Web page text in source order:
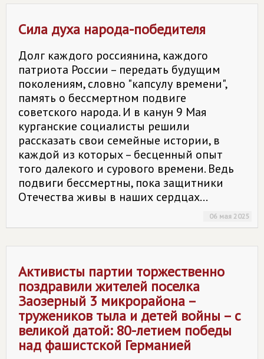
Сила духа народа-победителя
Долг каждого россиянина, каждого
патриота России – передать будущим
поколениям, словно "капсулу времени",
память о бессмертном подвиге
советского народа. И в канун 9 Мая
курганские социалисты решили
рассказать свои семейные истории, в
каждой из которых – бесценный опыт
того далекого и сурового времени. Ведь
подвиги бессмертны, пока защитники
Отечества живы в наших сердцах...
06 мая 2025
Активисты партии торжественно
поздравили жителей поселка
Заозерный 3 микрорайона –
тружеников тыла и детей войны – с
великой датой: 80-летием победы
над фашистской Германией